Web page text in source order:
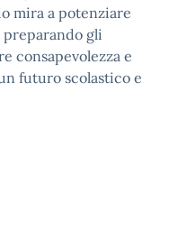
mira a potenziare
preparando gli
consapevolezza e
futuro scolastico e